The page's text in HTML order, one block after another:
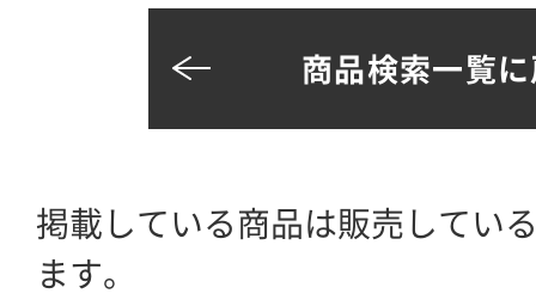
商品検索一覧
掲載している商品は販売してい
ます。